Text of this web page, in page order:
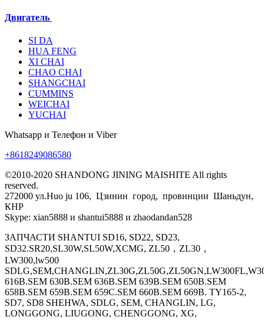
Двигатель
SI DA
HUA FENG
XI CHAI
CHAO CHAI
SHANGCHAI
CUMMINS
WEICHAI
YUCHAI
Whatsapp и Телефон и Viber
+8618249086580
©2010-2020 SHANDONG JINING MAISHITE All rights
reserved.
272000 ул.Huo ju 106, Цзинин город, провинции Шаньдун,
КНР
Skype: xian5888 и shantui5888 и zhaodandan528
ЗАПЧАСТИ SHANTUI SD16, SD22, SD23,
SD32.SR20,SL30W,SL50W,XCMG, ZL50，ZL30，
LW300,lw500
616B.SEM 630B.SEM 636B.SEM 639B.SEM 650B.SEM
658B.SEM 659B.SEM 659C.SEM 660B.SEM 669B. TY165-2,
SD7, SD8 SHEHWA, SDLG, SEM, CHANGLIN, LG,
LONGGONG, LIUGONG, CHENGGONG, XG,